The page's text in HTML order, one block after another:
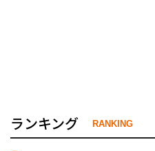
ランキング RANKING